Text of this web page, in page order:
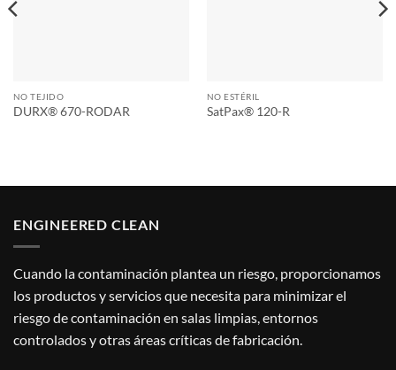
NO TEJIDO
DURX® 670-RODAR
NO ESTÉRIL
SatPax® 120-R
ENGINEERED CLEAN
Cuando la contaminación plantea un riesgo, proporcionamos
los productos y servicios que necesita para minimizar el
riesgo de contaminación en salas limpias, entornos
controlados y otras áreas críticas de fabricación.